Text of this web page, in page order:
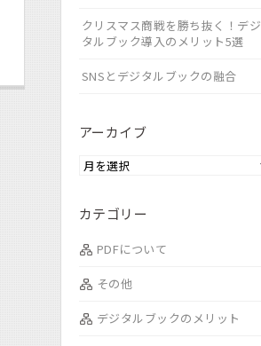
クリスマス商戦を勝ち抜く！デジ
タルブック導入のメリット5選
SNSとデジタルブックの融合
アーカイブ
カテゴリー
PDFについて
その他
デジタルブックのメリット